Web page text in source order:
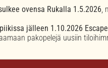
ovensa Rukalla 1.5.2026,
jälleen 1.10.2026
pakopelejä uusiin